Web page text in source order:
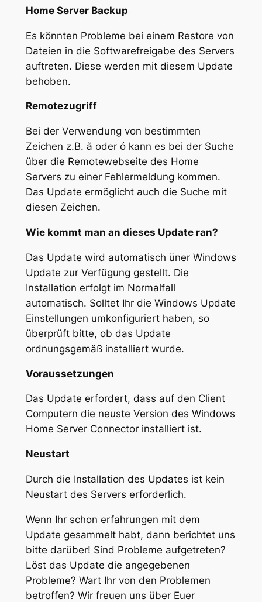
Home Server Backup
Es könnten Probleme bei einem Restore von
Dateien in die Softwarefreigabe des Servers
auftreten. Diese werden mit diesem Update
behoben.
Remotezugriff
Bei der Verwendung von bestimmten
Zeichen z.B. ã oder ó kann es bei der Suche
über die Remotewebseite des Home
Servers zu einer Fehlermeldung kommen.
Das Update ermöglicht auch die Suche mit
diesen Zeichen.
Wie kommt man an dieses Update ran?
Das Update wird automatisch üner Windows
Update zur Verfügung gestellt. Die
Installation erfolgt im Normalfall
automatisch. Solltet Ihr die Windows Update
Einstellungen umkonfiguriert haben, so
überprüft bitte, ob das Update
ordnungsgemäß installiert wurde.
Voraussetzungen
Das Update erfordert, dass auf den Client
Computern die neuste Version des Windows
Home Server Connector installiert ist.
Neustart
Durch die Installation des Updates ist kein
Neustart des Servers erforderlich.
Wenn Ihr schon erfahrungen mit dem
Update gesammelt habt, dann berichtet uns
bitte darüber! Sind Probleme aufgetreten?
Löst das Update die angegebenen
Probleme? Wart Ihr von den Problemen
betroffen? Wir freuen uns über Euer